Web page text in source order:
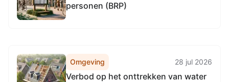
personen (BRP)
Omgeving 28 jul 2026
Verbod op het onttrekken van water